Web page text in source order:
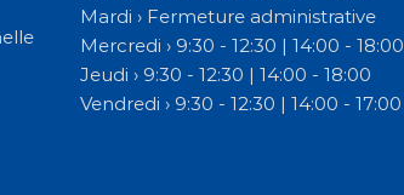
Mardi › Fermeture administrative
Mercredi › 9:30 - 12:30 | 14:00 - 18:00
Jeudi › 9:30 - 12:30 | 14:00 - 18:00
Vendredi › 9:30 - 12:30 | 14:00 - 17:00